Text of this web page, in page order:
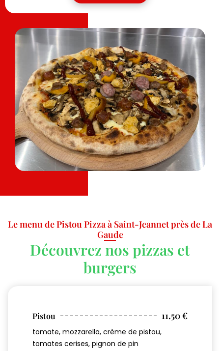
Le menu de Pistou Pizza à Saint-Jeannet près de La
Gaude
Découvrez nos pizzas et
burgers
Pistou 11.50 €
tomate, mozzarella, crème de pistou,
tomates cerises, pignon de pin